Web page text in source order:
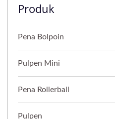
Produk
Pena Bolpoin
Pulpen Mini
Pena Rollerball
Pulpen